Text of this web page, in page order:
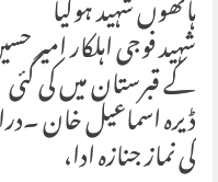
ہاتھوں شہید ہوگیا
شہید فوجی اہلکار امیر
کے قبرستان میں کی گئی
ڈیرہ اسماعیل خان
کی نماز جنازہ ادا،